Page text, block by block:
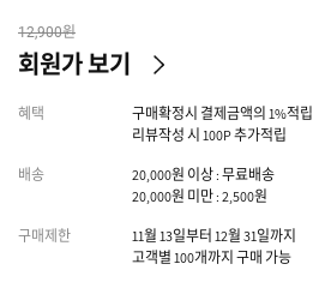
12,900원
회원가 보기
혜택
구매확정시 결제금액의 1%적립
리뷰작성 시 100P 추가적립
배송
20,000원 이상 : 무료배송
20,000원 미만 : 2,500원
구매제한
11월 13일부터 12월 31일까지
고객별 100개까지 구매 가능